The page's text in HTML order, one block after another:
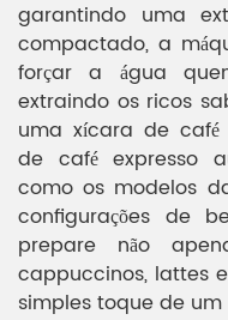
garantindo uma
compactado, a
forçar a água
extraindo os ricos
uma xícara de café
de café expresso
como os modelos
configurações de
prepare não
cappuccinos, lattes
simples toque de um